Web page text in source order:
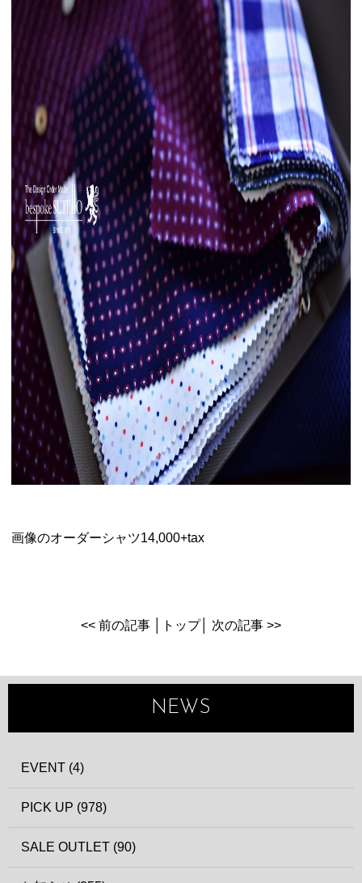
画像のオーダーシャツ14,000+tax
<< 前の記事 トップ│ 次の記事 >>
NEWS
EVENT (4)
PICK UP (978)
SALE OUTLET (90)